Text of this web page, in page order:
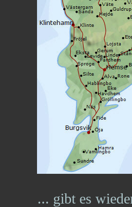
... gibt es